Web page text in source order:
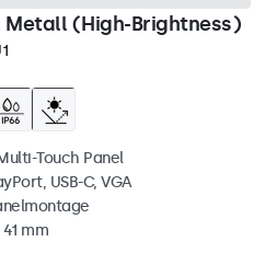
Metall (High-Brightness)
Touch Panel
USB-C, VGA
mm